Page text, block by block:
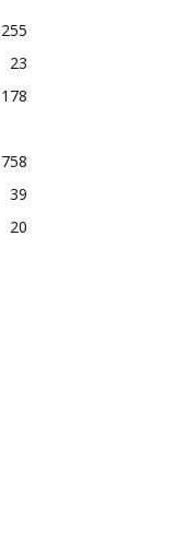
255
23
178
758
39
20